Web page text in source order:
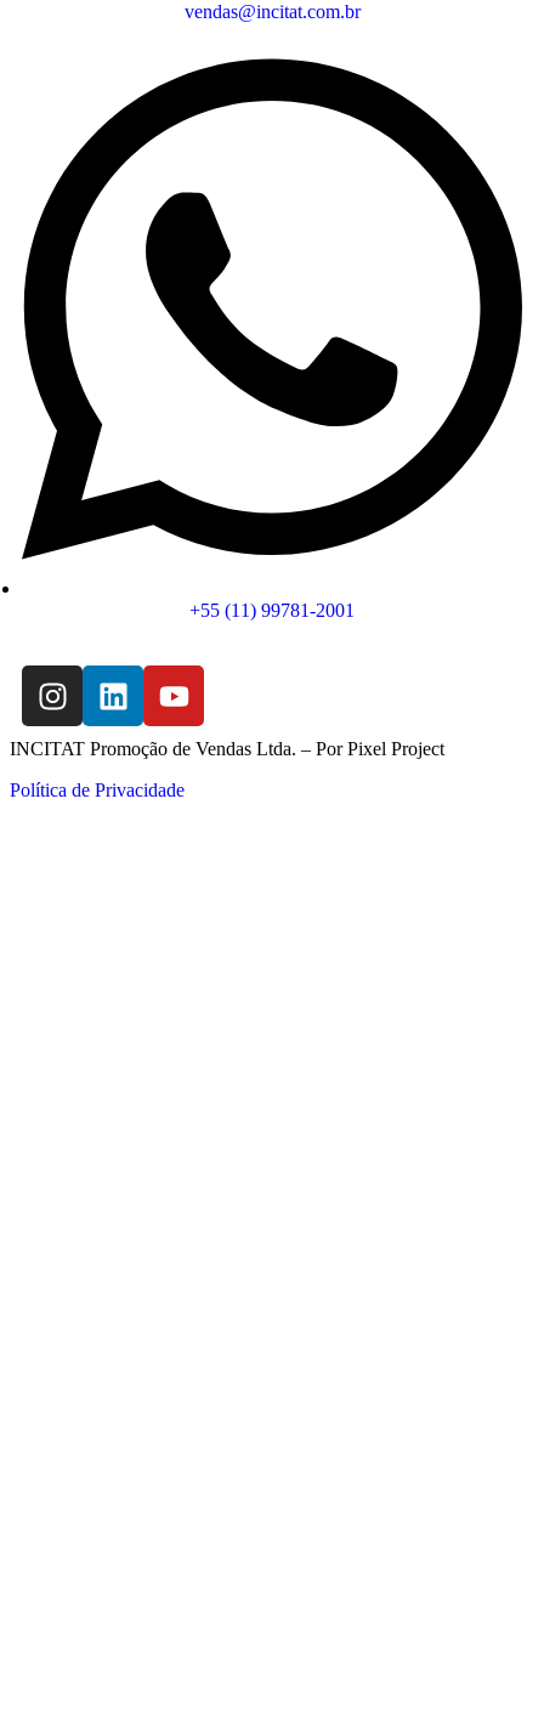
vendas@incitat.com.br
+55 (11) 99781-2001
INCITAT Promoção de Vendas Ltda. – PorPixel Project
Política de Privacidade